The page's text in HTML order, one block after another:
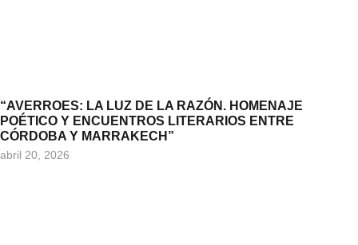
“AVERROES: LA LUZ DE LA RAZÓN. HOMENAJE
POÉTICO Y ENCUENTROS LITERARIOS ENTRE
CÓRDOBA Y MARRAKECH”
abril 20, 2026